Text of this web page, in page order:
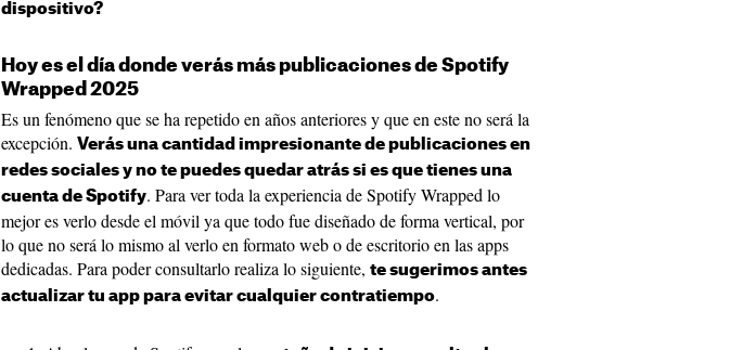
dispositivo?
Hoy es el día donde verás más publicaciones de Spotify
Wrapped 2025
Es un fenómeno que se ha repetido en años anteriores y que en este no será la
excepción. Verás una cantidad impresionante de publicaciones en
redes sociales y no te puedes quedar atrás si es que tienes una
cuenta de Spotify. Para ver toda la experiencia de Spotify Wrapped lo
mejor es verlo desde el móvil ya que todo fue diseñado de forma vertical, por
lo que no será lo mismo al verlo en formato web o de escritorio en las apps
dedicadas. Para poder consultarlo realiza lo siguiente, te sugerimos antes
actualizar tu app para evitar cualquier contratiempo.